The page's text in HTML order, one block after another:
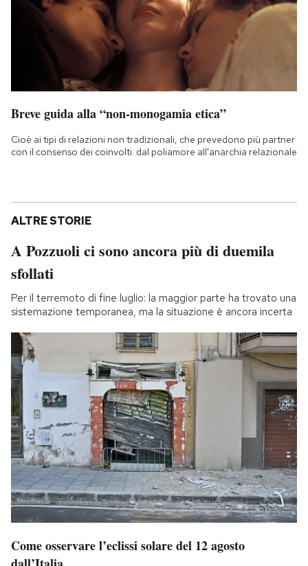
Breve guida alla “non-monogamia etica”
Cioè ai tipi di relazioni non tradizionali, che prevedono più partner
con il consenso dei coinvolti: dal poliamore all'anarchia relazionale
ALTRE STORIE
A Pozzuoli ci sono ancora più di duemila
sfollati
Per il terremoto di fine luglio: la maggior parte ha trovato una
sistemazione temporanea, ma la situazione è ancora incerta
Come osservare l’eclissi solare del 12 agosto